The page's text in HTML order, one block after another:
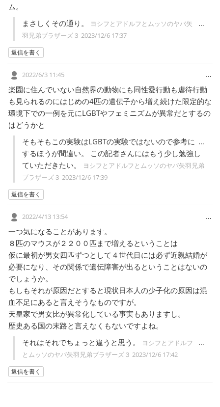
ム。
…
まさしくその通り。
ヨシフとアドルフとムッソのヤバ矢
羽兄弟ブラザーズ３ 2023/12/6 17:37
返信を書く
…
2022/6/3 11:45
楽園に住んでいない自然界の動物にも同性愛行動も虐待行動
も見られるのにはじめの4匹の遺伝子から増え続けた限定的な
環境下での一例を元にLGBTやフェミニズムが異常だとするの
はどうかと
…
そもそもこの実験はLGBTの実験ではないので参考に
するほうが間違い。 この記者さんにはもう少し勉強し
ていただきたい。
ヨシフとアドルフとムッソのヤバ矢羽兄弟
ブラザーズ３ 2023/12/6 17:39
返信を書く
…
2022/4/13 13:54
一つ気になることがあります。
８匹のマウスが２２００匹まで増えるということは
仮に最初が男女四匹ずつとして４世代目には必ず近親結婚が
必要になり、その関係で遺伝障害が出るということはないの
でしょうか。
もしもそれが原因だとすると現状日本人の少子化の原因は混
血不足にあると言えそうなものですが。
天皇家で男女比が異常化している事実もありますし。
歴史ある国の末路と言えなくもないですよね。
…
それはそれでちょっと違うと思う。
ヨシフとアドルフ
とムッソのヤバ矢羽兄弟ブラザーズ３ 2023/12/6 17:42
返信を書く